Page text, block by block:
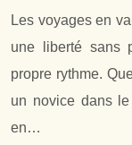
Les voyages en
une liberté sans
propre rythme.
un novice dans
en…